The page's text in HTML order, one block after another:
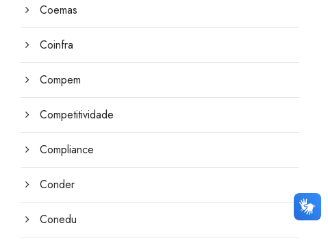
Coemas
Coinfra
Compem
Competitividade
Compliance
Conder
Conedu